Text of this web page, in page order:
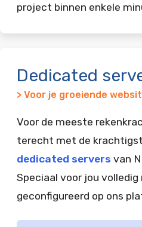
project binnen enkele
Dedicated
> Voor je groeiende
Voor de meeste
terecht met de
dedicated servers van
Speciaal voor jou volledig
geconfigureerd op ons